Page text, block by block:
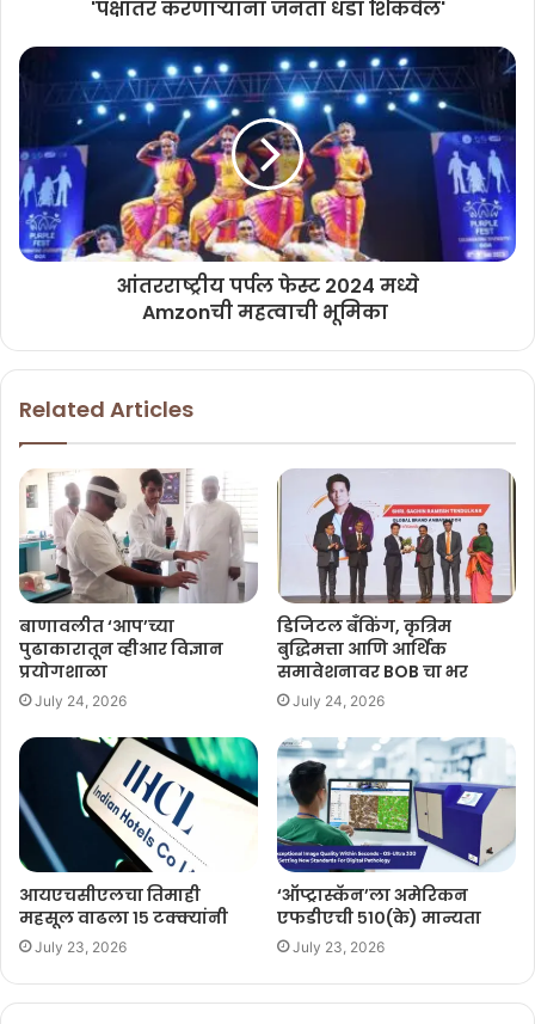
केएफसी लंच स्पेशल्स मूळे विविध पर्याय उपलब्ध झाल्यामुळे भोजनासाठी आता
कोणतीही तडजोड करण्याची गरज नाही, आता ग्राहक सकाळी ११ ते दुपारी ४ पर्यंत
केएफसी रेस्तराँ ला भेट देऊन किंवा टेक अवे किंवा केएफसी ॲप किंवा वेबसाईट
(https://online.kfc.co.in/) वरुन ऑर्डर करुन आनंद घेऊ शकतील.
'पक्षांतर करणाऱ्यांना जनता धडा शिकवेल'
आंतरराष्ट्रीय पर्पल फेस्ट 2024 मध्ये
Amzonची महत्वाची भूमिका
Related Articles
बाणावलीत ‘आप’च्या
पुढाकारातून व्हीआर विज्ञान
प्रयोगशाळा
July 24, 2026
डिजिटल बँकिंग, कृत्रिम
बुद्धिमत्ता आणि आर्थिक
समावेशनावर BOB चा भर
July 24, 2026
आयएचसीएलचा तिमाही
महसूल वाढला १५ टक्क्यांनी
July 23, 2026
‘ऑप्ट्रास्कॅन’ला अमेरिकन
एफडीएची ५१०(के) मान्यता
July 23, 2026